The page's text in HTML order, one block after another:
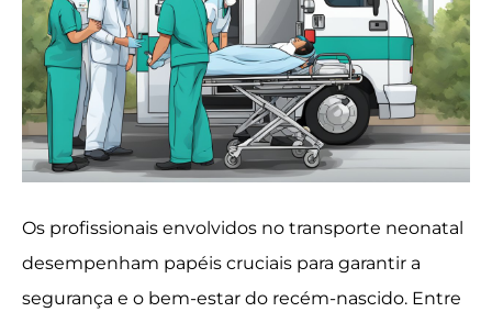
Os profissionais envolvidos no transporte neonatal
desempenham papéis cruciais para garantir a
segurança e o bem-estar do recém-nascido. Entre